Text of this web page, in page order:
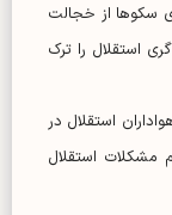
سکوها از خجالت
استقلال را ترک
استقلال در
مشکلات استقلال